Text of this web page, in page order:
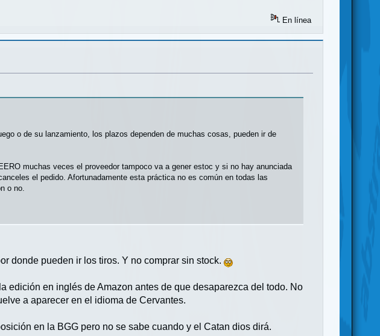
En línea
o de su lanzamiento, los plazos dependen de muchas cosas, pueden ir de
muchas veces el proveedor tampoco va a gener estoc y si no hay anunciada
el pedido. Afortunadamente esta práctica no es común en todas las
o no.
donde pueden ir los tiros. Y no comprar sin stock.
edición en inglés de Amazon antes de que desaparezca del todo. No
a aparecer en el idioma de Cervantes.
en la BGG pero no se sabe cuando y el Catan dios dirá.